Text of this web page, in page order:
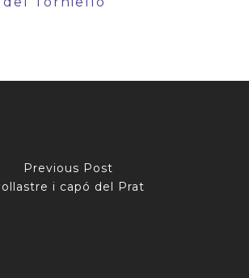
Previous Post
i capó del Prat